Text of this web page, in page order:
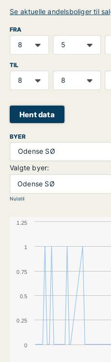
Se aktuelle andelsboliger til
FRA
TIL
Hent data
BYER
Odense SØ
Valgte byer:
Odense SØ
Nulstil
0
1
0.25
0.5
0.75
1.25